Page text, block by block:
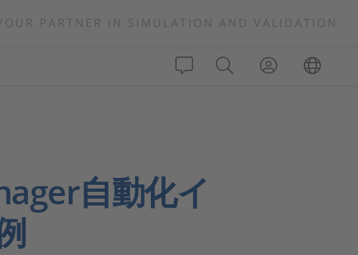
PARTNER IN SIMULATION AND VALIDATION
自動化イ